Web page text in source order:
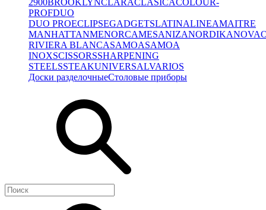
2900BROOKLYNCLARACLASICACOLOUR-
PROFDUO
DUO PROECLIPSEGADGETSLATINALINEAMAITRE
MANHATTANMENORCAMESANIZANORDIKANOVA
RIVIERA BLANCASAMOASAMOA
INOXSCISSORSSHARPENING
STEELSSTEAKUNIVERSALVARIOS
Доски разделочныеСтоловые приборы